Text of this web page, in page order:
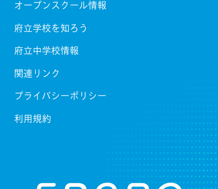
オープンスクール情報
府立学校を知ろう
府立中学校情報
関連リンク
プライバシーポリシー
利用規約